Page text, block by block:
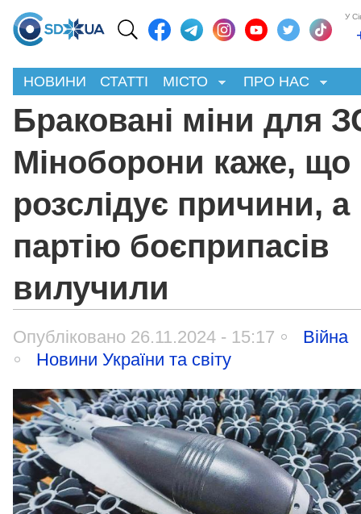
У
НОВИНИ СТАТТІ МІСТО ПРО НАС
Браковані міни для
Міноборони каже, що
розслідує причини, а
партію боєприпасів
вилучили
Опубліковано 26.11.2024 - 15:17
Війна
Новини України та світу